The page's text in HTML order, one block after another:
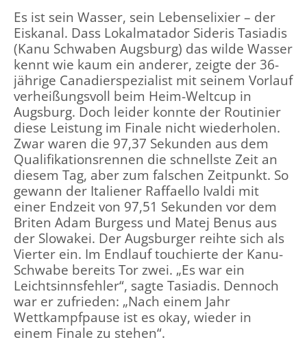
Es ist sein Wasser, sein Lebenselixier – der
Eiskanal. Dass Lokalmatador Sideris Tasiadis
(Kanu Schwaben Augsburg) das wilde Wasser
kennt wie kaum ein anderer, zeigte der 36-
jährige Canadierspezialist mit seinem Vorlauf
verheißungsvoll beim Heim-Weltcup in
Augsburg. Doch leider konnte der Routinier
diese Leistung im Finale nicht wiederholen.
Zwar waren die 97,37 Sekunden aus dem
Qualifikationsrennen die schnellste Zeit an
diesem Tag, aber zum falschen Zeitpunkt. So
gewann der Italiener Raffaello Ivaldi mit
einer Endzeit von 97,51 Sekunden vor dem
Briten Adam Burgess und Matej Benus aus
der Slowakei. Der Augsburger reihte sich als
Vierter ein. Im Endlauf touchierte der Kanu-
Schwabe bereits Tor zwei. „Es war ein
Leichtsinnsfehler“, sagte Tasiadis. Dennoch
war er zufrieden: „Nach einem Jahr
Wettkampfpause ist es okay, wieder in
einem Finale zu stehen“.